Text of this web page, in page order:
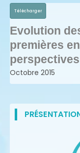
Télécharger
Evolution
premières
perspectives
Octobre 2015